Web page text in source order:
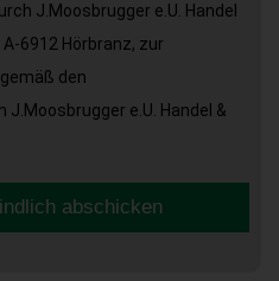
J.Moosbrugger e.U. Handel
6912 Hörbranz, zur
den
J.Moosbrugger e.U. Handel &
abschicken